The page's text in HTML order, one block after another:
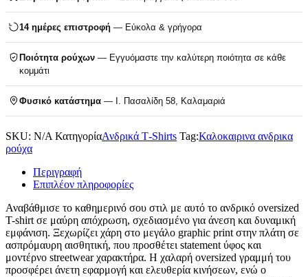
14 ημέρες επιστροφή — Εύκολα & γρήγορα
Ποιότητα ρούχων — Εγγυόμαστε την καλύτερη ποιότητα σε κάθε
κομμάτι
Φυσικό κατάστημα — Ι. Πασαλίδη 58, Καλαμαριά
SKU: N/A ΚατηγορίαΑνδρικά T‑Shirts Tag:Καλοκαιρινα ανδρικα
ρούχα
Περιγραφή
Επιπλέον πληροφορίες
Αναβάθμισε το καθημερινό σου στιλ με αυτό το ανδρικό oversized
T-shirt σε μαύρη απόχρωση, σχεδιασμένο για άνεση και δυναμική
εμφάνιση. Ξεχωρίζει χάρη στο μεγάλο graphic print στην πλάτη σε
ασπρόμαυρη αισθητική, που προσθέτει statement ύφος και
μοντέρνο streetwear χαρακτήρα. Η χαλαρή oversized γραμμή του
προσφέρει άνετη εφαρμογή και ελευθερία κινήσεων, ενώ ο